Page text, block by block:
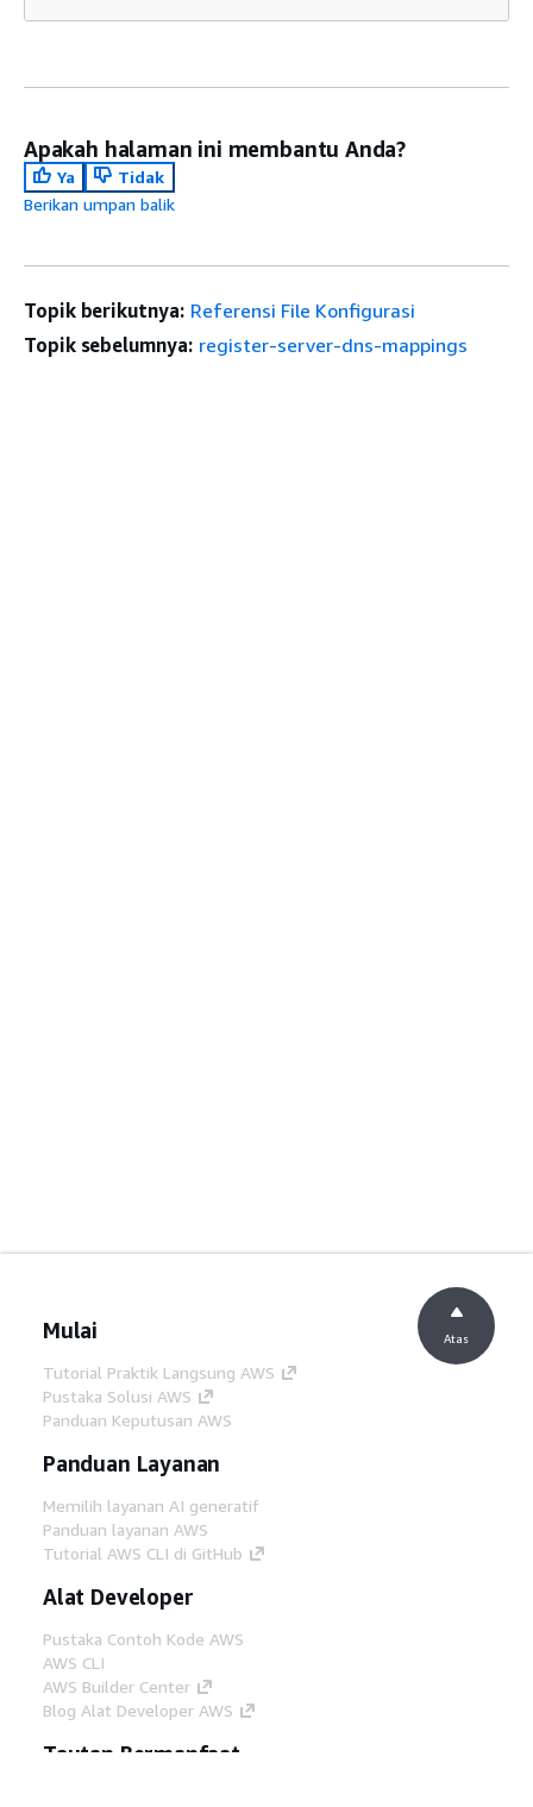
Apakah halaman ini membantu Anda?
Ya
Tidak
Berikan umpan balik
Topik berikutnya: Referensi File Konfigurasi
Topik sebelumnya: register-server-dns-mappings
Mulai
Tutorial Praktik Langsung AWS
Pustaka Solusi AWS
Panduan Keputusan AWS
Panduan Layanan
Memilih layanan AI generatif
Panduan layanan AWS
Tutorial AWS CLI di GitHub
Alat Developer
Pustaka Contoh Kode AWS
AWS CLI
AWS Builder Center
Blog Alat Developer AWS
Tautan Bermanfaat
Atas